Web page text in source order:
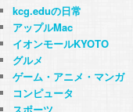
kcg.eduの日常
アップルMac
イオンモールKYOTO
グルメ
ゲーム・アニメ・マンガ
コンピュータ